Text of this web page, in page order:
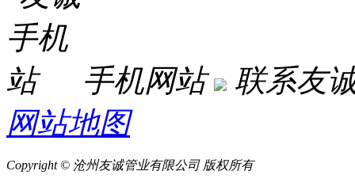
手机网站
联系友
网站地图
Copyright © 沧州友诚管业有限公司 版权所有